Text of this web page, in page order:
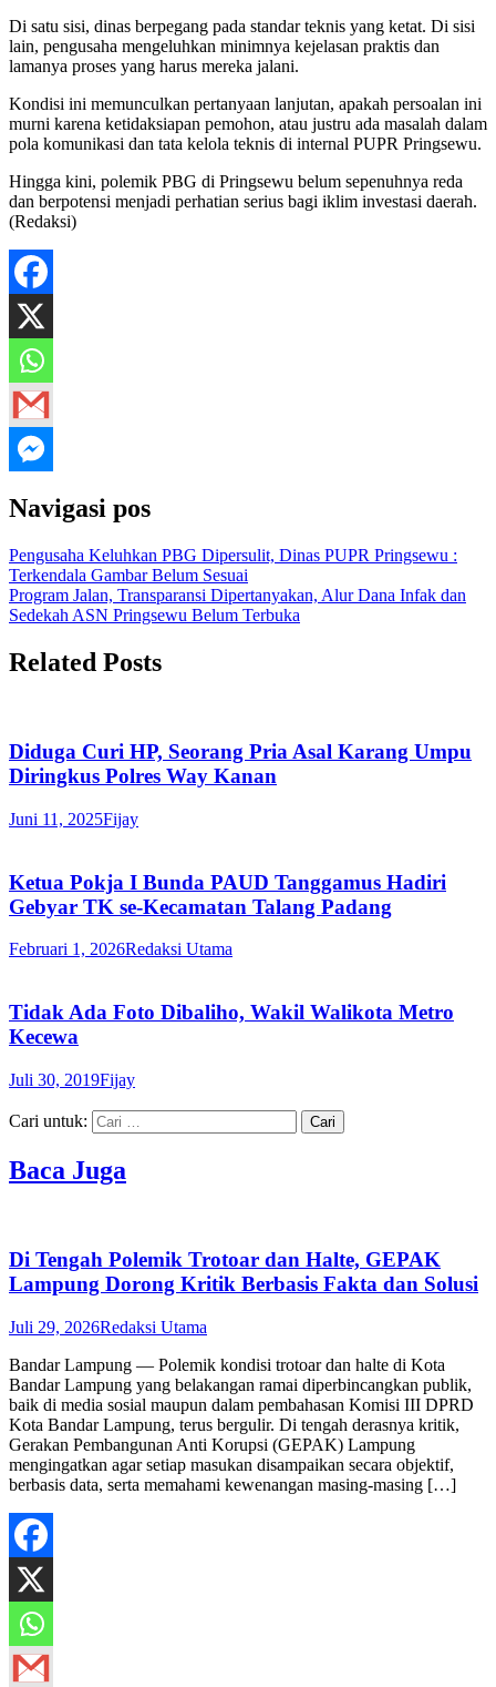
Di satu sisi, dinas berpegang pada standar teknis yang ketat. Di sisi
lain, pengusaha mengeluhkan minimnya kejelasan praktis dan
lamanya proses yang harus mereka jalani.
Kondisi ini memunculkan pertanyaan lanjutan, apakah persoalan ini
murni karena ketidaksiapan pemohon, atau justru ada masalah dalam
pola komunikasi dan tata kelola teknis di internal PUPR Pringsewu.
Hingga kini, polemik PBG di Pringsewu belum sepenuhnya reda
dan berpotensi menjadi perhatian serius bagi iklim investasi daerah.
(Redaksi)
Navigasi pos
Pengusaha Keluhkan PBG Dipersulit, Dinas PUPR Pringsewu :
Terkendala Gambar Belum Sesuai
Program Jalan, Transparansi Dipertanyakan, Alur Dana Infak dan
Sedekah ASN Pringsewu Belum Terbuka
Related Posts
Diduga Curi HP, Seorang Pria Asal Karang Umpu
Diringkus Polres Way Kanan
Juni 11, 2025Fijay
Ketua Pokja I Bunda PAUD Tanggamus Hadiri
Gebyar TK se-Kecamatan Talang Padang
Februari 1, 2026Redaksi Utama
Tidak Ada Foto Dibaliho, Wakil Walikota Metro
Kecewa
Juli 30, 2019Fijay
Cari untuk:
Baca Juga
Di Tengah Polemik Trotoar dan Halte, GEPAK
Lampung Dorong Kritik Berbasis Fakta dan Solusi
Juli 29, 2026Redaksi Utama
Bandar Lampung — Polemik kondisi trotoar dan halte di Kota
Bandar Lampung yang belakangan ramai diperbincangkan publik,
baik di media sosial maupun dalam pembahasan Komisi III DPRD
Kota Bandar Lampung, terus bergulir. Di tengah derasnya kritik,
Gerakan Pembangunan Anti Korupsi (GEPAK) Lampung
mengingatkan agar setiap masukan disampaikan secara objektif,
berbasis data, serta memahami kewenangan masing-masing […]